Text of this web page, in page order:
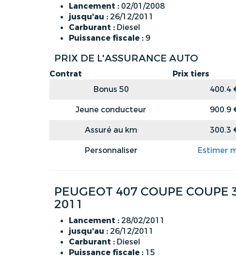
Lancement : 02/01/2008
jusqu'au : 26/12/2011
Carburant : Diesel
Puissance fiscale : 9
PRIX DE L'ASSURANCE AUTO
Contrat Prix tiers
Bonus 50
400.4
Jeune conducteur
900.9
Assuré au km
300.3
Personnaliser
Estimer
PEUGEOT 407 COUPE COUPE
2011
Lancement : 28/02/2011
jusqu'au : 26/12/2011
Carburant : Diesel
Puissance fiscale : 15